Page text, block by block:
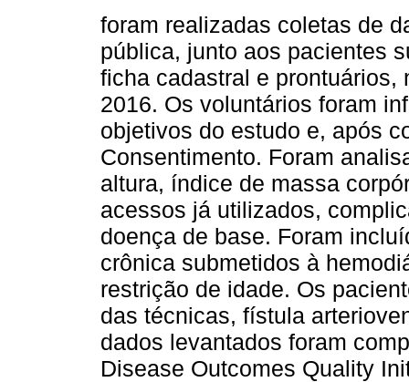
foram realizadas coletas de
pública, junto aos pacientes
ficha cadastral e prontuários,
2016. Os voluntários foram
objetivos do estudo e, após
Consentimento. Foram
altura, índice de massa
acessos já utilizados,
doença de base. Foram
crônica submetidos à
restrição de idade. Os
das técnicas, fístula
dados levantados foram
Disease Outcomes Quality